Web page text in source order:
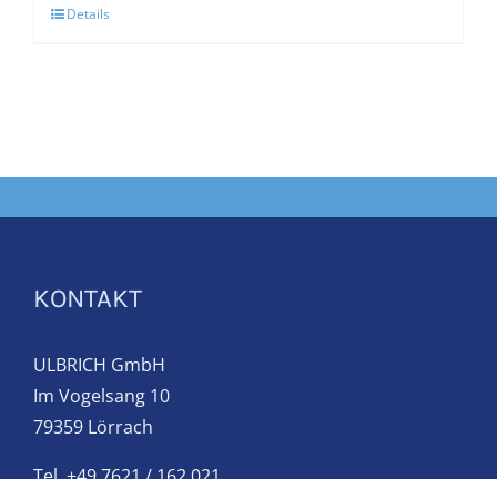
Details
KONTAKT
ULBRICH GmbH
Im Vogelsang 10
79359 Lörrach